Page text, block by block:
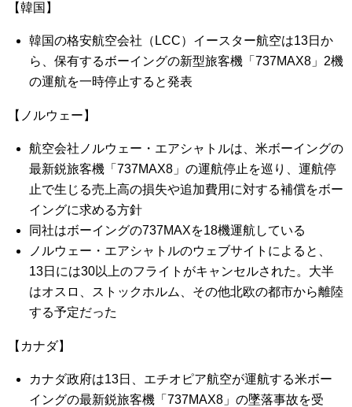
【韓国】
韓国の格安航空会社（LCC）イースター航空は13日か
ら、保有するボーイングの新型旅客機「737MAX8」2機
の運航を一時停止すると発表
【ノルウェー】
航空会社ノルウェー・エアシャトルは、米ボーイングの
最新鋭旅客機「737MAX8」の運航停止を巡り、運航停
止で生じる売上高の損失や追加費用に対する補償をボー
イングに求める方針
同社はボーイングの737MAXを18機運航している
ノルウェー・エアシャトルのウェブサイトによると、
13日には30以上のフライトがキャンセルされた。大半
はオスロ、ストックホルム、その他北欧の都市から離陸
する予定だった
【カナダ】
カナダ政府は13日、エチオピア航空が運航する米ボー
イングの最新鋭旅客機「737MAX8」の墜落事故を受